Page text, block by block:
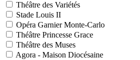
Théâtre des Variétés
Stade Louis II
Opéra Garnier Monte-Carlo
Théâtre Princesse Grace
Théâtre des Muses
Agora - Maison Diocésaine